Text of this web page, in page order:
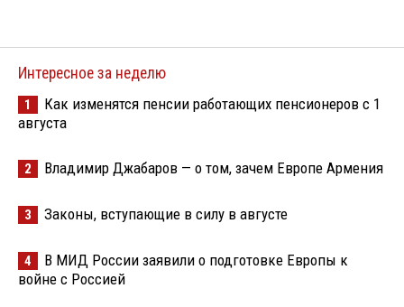
Интересное за неделю
1
Как изменятся пенсии работающих пенсионеров с 1
августа
2 Владимир Джабаров — о том, зачем Европе Армения
3 Законы, вступающие в силу в августе
4
В МИД России заявили о подготовке Европы к
войне с Россией